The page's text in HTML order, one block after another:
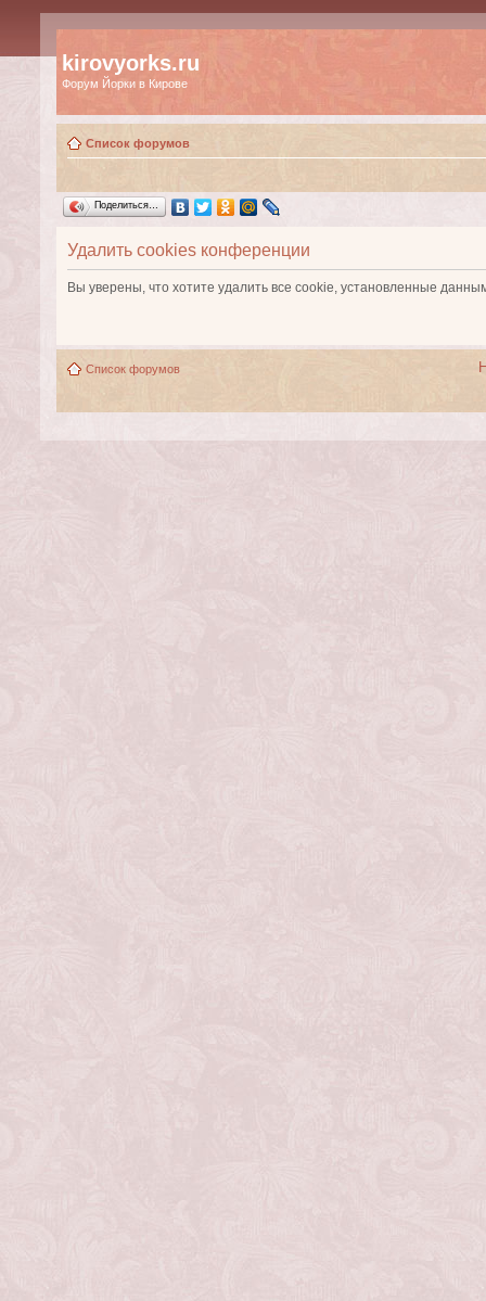
kirovyorks.ru
Форум Йорки в Кирове
Список форумов
Поделиться…
Удалить cookies конференции
Вы уверены, что хотите удалить все cookie, установленные
Список форумов